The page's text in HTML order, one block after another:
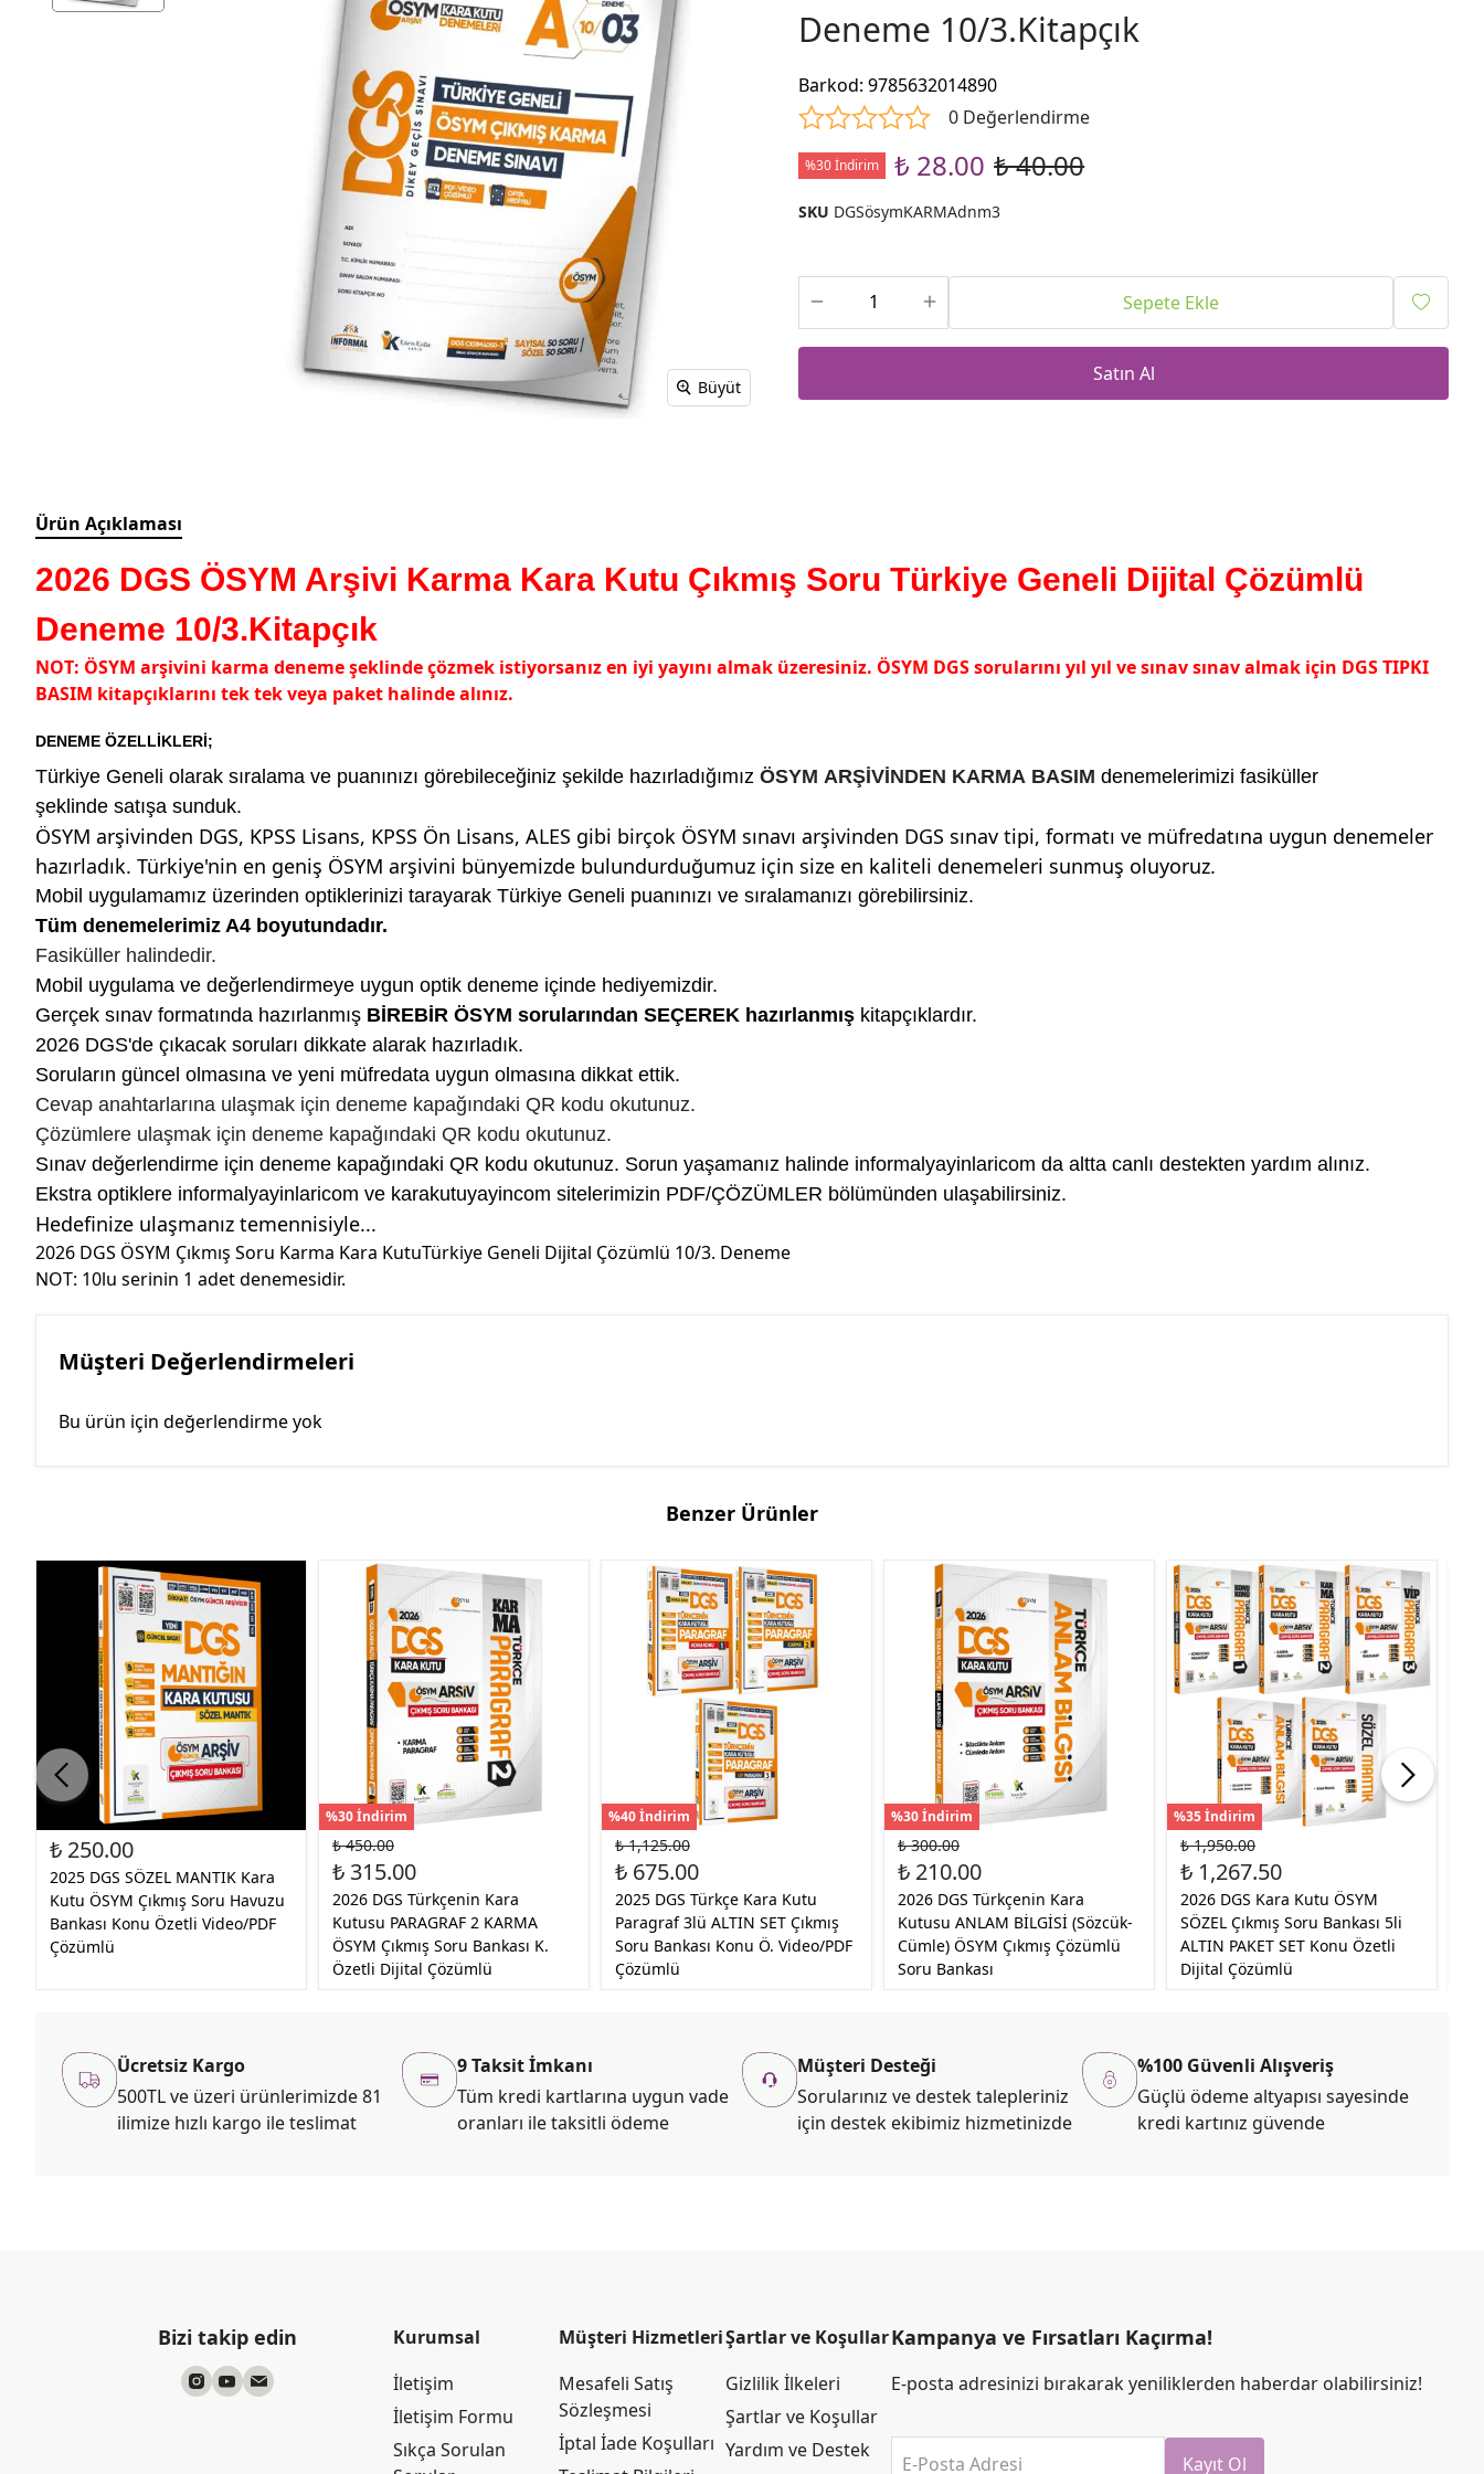
Büyüt
Deneme 10/3.Kitapçık
Barkod:9785632014890
0 Değerlendirme
%30 İndirim ₺ 28.00 ₺ 40.00
SKU DGSösymKARMAdnm3
Sepete Ekle
Satın Al
Ürün Açıklaması
2026 DGS ÖSYM Arşivi Karma Kara Kutu Çıkmış Soru Türkiye Geneli Dijital Çözümlü
Deneme 10/3.Kitapçık
NOT: ÖSYM arşivini karma deneme şeklinde çözmek istiyorsanız en iyi yayını almak üzeresiniz. ÖSYM DGS sorularını yıl yıl ve sınav sınav almak için DGS TIPKI
BASIM kitapçıklarını tek tek veya paket halinde alınız.
DENEME ÖZELLİKLERİ;
Türkiye Geneli olarak sıralama ve puanınızı görebileceğiniz şekilde hazırladığımız ÖSYM ARŞİVİNDEN KARMA BASIM denemelerimizi fasiküller
şeklinde satışa sunduk.
ÖSYM arşivinden DGS, KPSS Lisans, KPSS Ön Lisans, ALES gibi birçok ÖSYM sınavı arşivinden DGS sınav tipi, formatı ve müfredatına uygun denemeler
hazırladık. Türkiye'nin en geniş ÖSYM arşivini bünyemizde bulundurduğumuz için size en kaliteli denemeleri sunmuş oluyoruz.
Mobil uygulamamız üzerinden optiklerinizi tarayarak Türkiye Geneli puanınızı ve sıralamanızı görebilirsiniz.
Tüm denemelerimiz A4 boyutundadır.
Fasiküller halindedir.
Mobil uygulama ve değerlendirmeye uygun optik deneme içinde hediyemizdir.
Gerçek sınav formatında hazırlanmış BİREBİR ÖSYM sorularından SEÇEREK hazırlanmış kitapçıklardır.
2026 DGS'de çıkacak soruları dikkate alarak hazırladık.
Soruların güncel olmasına ve yeni müfredata uygun olmasına dikkat ettik.
Cevap anahtarlarına ulaşmak için deneme kapağındaki QR kodu okutunuz.
Çözümlere ulaşmak için deneme kapağındaki QR kodu okutunuz.
Sınav değerlendirme için deneme kapağındaki QR kodu okutunuz. Sorun yaşamanız halinde informalyayinlaricom da altta canlı destekten yardım alınız.
Ekstra optiklere informalyayinlaricom ve karakutuyayincom sitelerimizin PDF/ÇÖZÜMLER bölümünden ulaşabilirsiniz.
Hedefinize ulaşmanız temennisiyle...
2026 DGS ÖSYM Çıkmış Soru Karma Kara KutuTürkiye Geneli Dijital Çözümlü 10/3. Deneme
NOT: 10lu serinin 1 adet denemesidir.
Müşteri Değerlendirmeleri
Bu ürün için değerlendirme yok
Benzer Ürünler
₺ 250.00
2025 DGS SÖZEL MANTIK Kara
Kutu ÖSYM Çıkmış Soru Havuzu
Bankası Konu Özetli Video/PDF
Çözümlü
%30 İndirim
₺ 450.00
₺ 315.00
2026 DGS Türkçenin Kara
Kutusu PARAGRAF 2 KARMA
ÖSYM Çıkmış Soru Bankası K.
Özetli Dijital Çözümlü
%40 İndirim
₺ 1,125.00
₺ 675.00
2025 DGS Türkçe Kara Kutu
Paragraf 3lü ALTIN SET Çıkmış
Soru Bankası Konu Ö. Video/PDF
Çözümlü
%30 İndirim
₺ 300.00
₺ 210.00
2026 DGS Türkçenin Kara
Kutusu ANLAM BİLGİSİ (Sözcük-
Cümle) ÖSYM Çıkmış Çözümlü
Soru Bankası
%35 İndirim
₺ 1,950.00
₺ 1,267.50
2026 DGS Kara Kutu ÖSYM
SÖZEL Çıkmış Soru Bankası 5li
ALTIN PAKET SET Konu Özetli
Dijital Çözümlü
Ücretsiz Kargo
500TL ve üzeri ürünlerimizde 81
ilimize hızlı kargo ile teslimat
9 Taksit İmkanı
Tüm kredi kartlarına uygun vade
oranları ile taksitli ödeme
Müşteri Desteği
Sorularınız ve destek talepleriniz
için destek ekibimiz hizmetinizde
%100 Güvenli Alışveriş
Güçlü ödeme altyapısı sayesinde
kredi kartınız güvende
Bizi takip edin
Kurumsal
İletişim
İletişim Formu
Sıkça Sorulan
Müşteri Hizmetleri
Mesafeli Satış
Sözleşmesi
İptal İade Koşulları
Şartlar ve Koşullar
Gizlilik İlkeleri
Şartlar ve Koşullar
Yardım ve Destek
Kampanya ve Fırsatları Kaçırma!
E-posta adresinizi bırakarak yeniliklerden haberdar olabilirsiniz!
E-Posta Adresi Kayıt Ol